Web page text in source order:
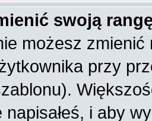
swoją
możesz
przy
napisałeś, i aby